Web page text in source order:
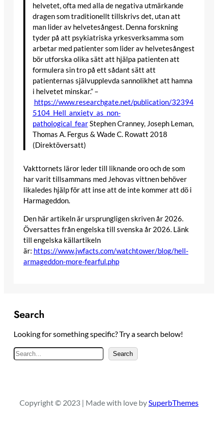
helvetet, ofta med alla de negativa utmärkande
dragen som traditionellt tillskrivs det, utan att
man lider av helvetesångest. Denna forskning
tyder på att psykiatriska yrkesverksamma som
arbetar med patienter som lider av helvetesångest
bör utforska olika sätt att hjälpa patienten att
formulera sin tro på ett sådant sätt att
patienternas självupplevda sannolikhet att hamna
i helvetet minskar.” –
https://www.researchgate.net/publication/32394
5104_Hell_anxiety_as_non-
pathological_fearStephen Cranney, Joseph Leman,
Thomas A. Fergus & Wade C. Rowatt 2018
(Direktöversatt)
Vakttornets läror leder till liknande oro och de som
har varit tillsammans med Jehovas vittnen behöver
likaledes hjälp för att inse att de inte kommer att dö i
Harmageddon.
Den här artikeln är ursprungligen skriven år 2026.
Översattes från engelska till svenska år 2026. Länk
till engelska källartikeln
är: https://www.jwfacts.com/watchtower/blog/hell-
armageddon-more-fearful.php
Search
Looking for something specific? Try a search below!
S
e
h
Search
Copyright © 2023 | Made with love by SuperbThemes